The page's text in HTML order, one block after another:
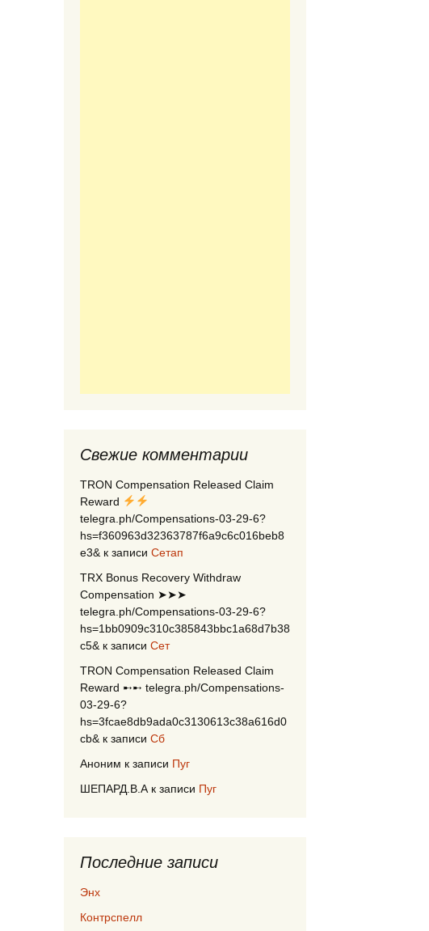
Свежие комментарии
TRON Compensation Released Claim
Reward
telegra.ph/Compensations-03-29-6?
hs=f360963d32363787f6a9c6c016beb8
e3& к записи Сетап
TRX Bonus Recovery Withdraw
Compensation ➤➤➤
telegra.ph/Compensations-03-29-6?
hs=1bb0909c310c385843bbc1a68d7b38
c5& к записи Сет
TRON Compensation Released Claim
Reward ➸➸ telegra.ph/Compensations-
03-29-6?
hs=3fcae8db9ada0c3130613c38a616d0
cb& к записи Сб
Аноним к записи Пуг
ШЕПАРД.В.А к записи Пуг
Последние записи
Энх
Контрспелл